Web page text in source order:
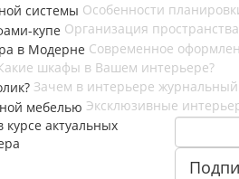
Особенности
Организация
Современное
шкафы в Вашем интерьере?
Зачем в интерьере журнальный
Эксклюзивные
актуальных